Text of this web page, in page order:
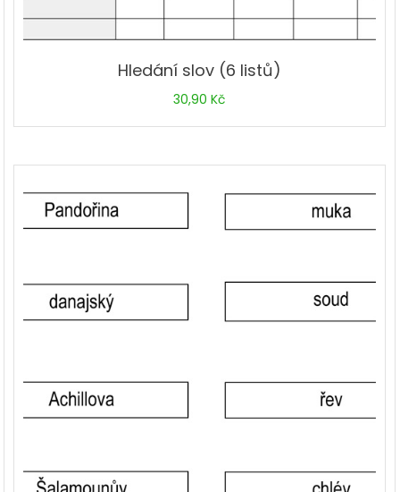
Hledání slov (6 listů)
30,90Kč